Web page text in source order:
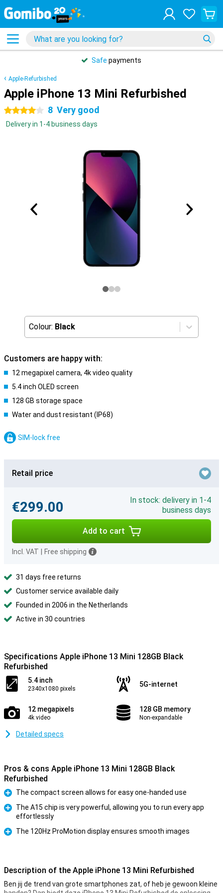
Safe payments
Apple-Refurbished
Apple iPhone 13 Mini Refurbished
4 stars 8 Very good
Delivery in 1-4 business days
Colour: Black
Customers are happy with:
12 megapixel camera, 4k video quality
5.4 inch OLED screen
128 GB storage space
Water and dust resistant (IP68)
SIM-lock free
Retail price
€299.00
In stock: delivery in 1-4
business days
Add to cart
Incl. VAT Free shipping
31 days free returns
Customer service available daily
Founded in 2006 in the Netherlands
Active in 30 countries
Specifications Apple iPhone 13 Mini 128GB Black
Refurbished
5.4 inch
2340x1080 pixels
5G-internet
12 megapixels
4k video
128 GB memory
Non-expandable
Detailed specs
Pros & cons Apple iPhone 13 Mini 128GB Black
Refurbished
Pro
The compact screen allows for easy one-handed use
The A15 chip is very powerful, allowing you to run every app
effortlessly
Pro
The 120Hz ProMotion display ensures smooth images
Description of the Apple iPhone 13 Mini Refurbished
Ben jij de trend van grote smartphones zat, of heb je gewoon kleine